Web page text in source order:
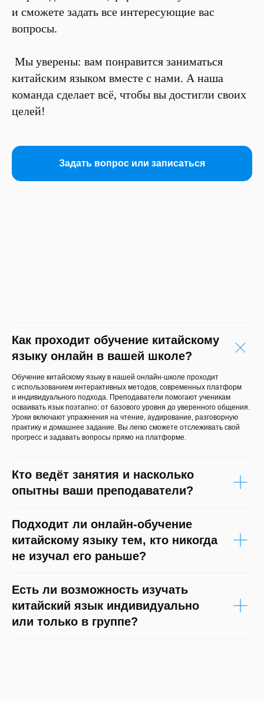
и сможете задать все интересующие вас
вопросы.
Мы уверены: вам понравится заниматься
китайским языком вместе с нами. А наша
команда сделает всё, чтобы вы достигли своих
целей!
Задать вопрос или записаться
Как проходит обучение китайскому
языку онлайн в вашей школе?
Обучение китайскому языку в нашей онлайн-школе проходит
с использованием интерактивных методов, современных платформ
и индивидуального подхода. Преподаватели помогают ученикам
осваивать язык поэтапно: от базового уровня до уверенного общения.
Уроки включают упражнения на чтение, аудирование, разговорную
практику и домашнее задание. Вы легко сможете отслеживать свой
прогресс и задавать вопросы прямо на платформе.
Кто ведёт занятия и насколько
опытны ваши преподаватели?
Подходит ли онлайн-обучение
китайскому языку тем, кто никогда
не изучал его раньше?
Есть ли возможность изучать
китайский язык индивидуально
или только в группе?